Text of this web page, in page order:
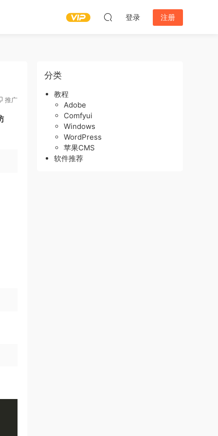
登录 注册
推广
分类
教程
Adobe
Comfyui
Windows
WordPress
苹果CMS
软件推荐